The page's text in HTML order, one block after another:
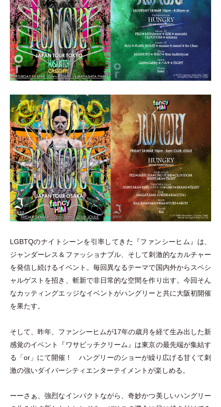
LGBTQのナイトシーンを引率してきた『ファンシーヒム』は、
ジャンダーレス＆ファッショナブル、そして刺激的なカルチャー
を発信し続けるイベント。毎回異なるテーマで国内外からスペシ
ャルゲストを招き、斬新で非日常的な空間を作り出す。今回そん
なカッティングエッジなイベントがハングリーと共に大阪初開催
を果たす。
そして、昨年、ファンシーヒムが17年の歳月を経て生み出した新
感覚のイベント『ワサビッチクリーム』は東京の最先端が集結す
る 「or 」 にて開催！ ハングリーのショーが繰り広げる甘くて刺
激の強いダイバーシティエンターテイメントが楽しめる。
ーーさぁ、強烈なインパクトながら、奇妙かつ美しいハングリー